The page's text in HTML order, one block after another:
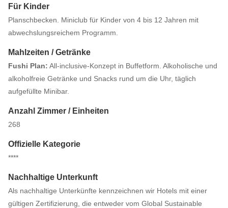
Für Kinder
Planschbecken. Miniclub für Kinder von 4 bis 12 Jahren mit
abwechslungsreichem Programm.
Mahlzeiten / Getränke
Fushi Plan: All-inclusive-Konzept in Buffetform. Alkoholische und
alkoholfreie Getränke und Snacks rund um die Uhr, täglich
aufgefüllte Minibar.
Anzahl Zimmer / Einheiten
268
Offizielle Kategorie
****
Nachhaltige Unterkunft
Als nachhaltige Unterkünfte kennzeichnen wir Hotels mit einer
gültigen Zertifizierung, die entweder vom Global Sustainable